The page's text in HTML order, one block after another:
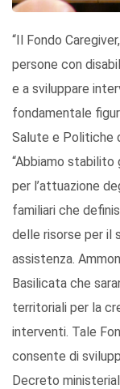
“Il Fondo
persone con
e a sviluppare
fondamentale
Salute e Politiche
“Abbiamo stabilito
per l’attuazione
familiari che
delle risorse per il
assistenza.
Basilicata che
territoriali per la
interventi. Tale
consente di
Decreto